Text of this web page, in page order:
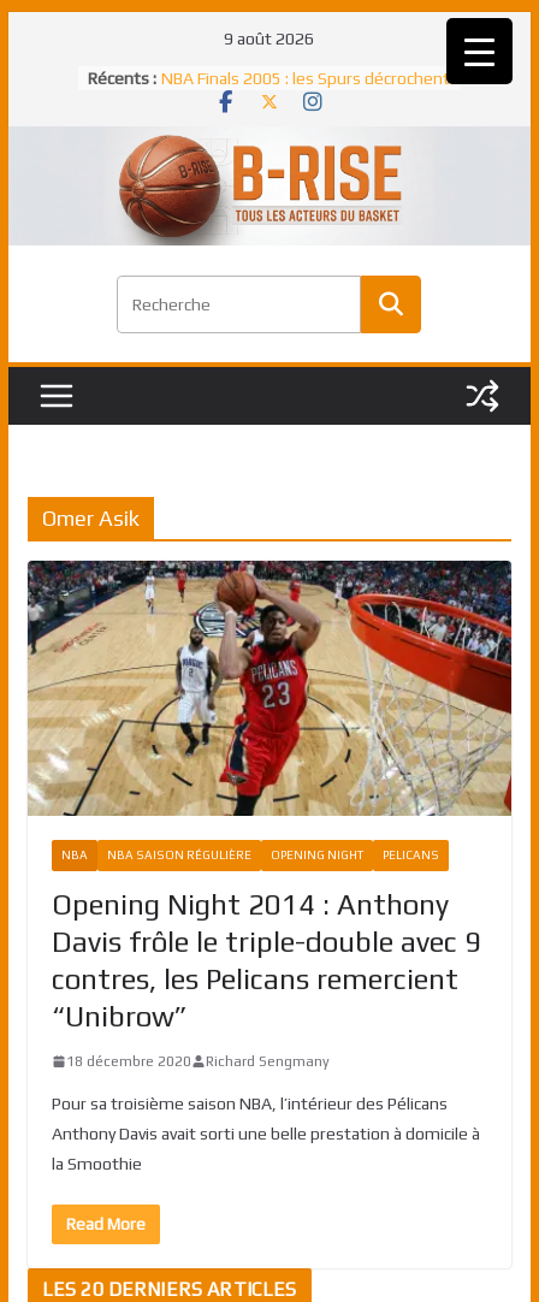
9 août 2026
Récents : NBA Finals 2005 : les Spurs décrochent
un troisième titre NBA, la rude bataille
NBA Finals 2021 : les Bucks et Giannis
Antetokounmpo triomphent, le Greek
Freek élu MVP
Shai Gilgeous-Alexander : son premier
match à plus de 40 points en NBA, le
Pau Gasol dans l’histoire en 2002 :
premier européen sacré Rookie de
Rudy Gobert, deuxième Français élu
Omer Asik
NBA NBA SAISON RÉGULIÈRE OPENING NIGHT PELICANS
Opening Night 2014 : Anthony
Davis frôle le triple-double avec 9
contres, les Pelicans remercient
“Unibrow”
18 décembre 2020 Richard Sengmany
Pour sa troisième saison NBA, l’intérieur des Pélicans
Anthony Davis avait sorti une belle prestation à domicile à
la Smoothie
Read More
LES 20 DERNIERS ARTICLES